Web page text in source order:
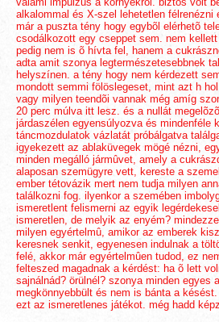
alkalommal és X-szel lehetetlen félrenézni
már a puszta tény hogy egybõl elérhetõ
csodálkozott egy cseppet sem. nem
pedig nem is õ hívta fel, hanem a
adta amit szonya legtermészetesebbnek
helyszínen. a tény hogy nem kérdezett
mondott semmi fölöslegeset, mint azt h
vagy milyen teendõi vannak még amíg
20 perc múlva itt lesz. és a nullát
járdaszélen egyensúlyozva és mindenféle
táncmozdulatok vázlatát próbálgatva
igyekezett az ablaküvegek mögé nézni,
minden megálló jármûvet, amely a
alaposan szemügyre vett, kereste a
ember tétovázik mert nem tudja milyen
találkozni fog. ilyenkor a szemében
ismeretlent felismerni az egyik
ismeretlen, de melyik az enyém?
milyen egyértelmû, amikor az emberek
keresnek senkit, egyenesen indulnak a
felé, akkor már egyértelmûen tudod, ez
felteszed magadnak a kérdést: ha õ lett
sajnálnád? örülnél? szonya minden egyes
megkönnyebbült és nem is bánta a
ezt az ismeretlenes játékot. még hadd